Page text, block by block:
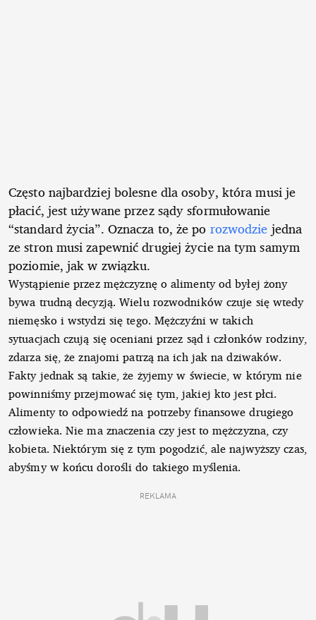
Często najbardziej bolesne dla osoby, która musi je
płacić, jest używane przez sądy sformułowanie
“standard życia”. Oznacza to, że po rozwodziejedna
ze stron musi zapewnić drugiej życie na tym samym
poziomie, jak w związku.
Wystąpienie przez mężczyznę o alimenty od byłej żony
bywa trudną decyzją. Wielu rozwodników czuje się wtedy
niemęsko i wstydzi się tego. Mężczyźni w takich
sytuacjach czują się oceniani przez sąd i członków rodziny,
zdarza się, że znajomi patrzą na ich jak na dziwaków.
Fakty jednak są takie, że żyjemy w świecie, w którym nie
powinniśmy przejmować się tym, jakiej kto jest płci.
Alimenty to odpowiedź na potrzeby finansowe drugiego
człowieka. Nie ma znaczenia czy jest to mężczyzna, czy
kobieta. Niektórym się z tym pogodzić, ale najwyższy czas,
abyśmy w końcu dorośli do takiego myślenia.
REKLAMA